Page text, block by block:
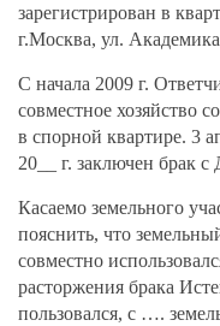
зарегистрирован в
г.Москва, ул.
С начала 2009 г.
совместное хозяйство
в спорной квартире. 3
20__ г. заключен брак
Касаемо земельного
пояснить, что
совместно
расторжения брака
пользовался, с ….